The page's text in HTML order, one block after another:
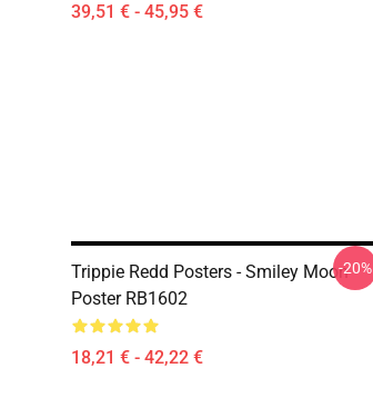
39,51 € - 45,95 €
Trippie Redd Posters - Smiley Moon
Poster RB1602
18,21 € - 42,22 €
-20%